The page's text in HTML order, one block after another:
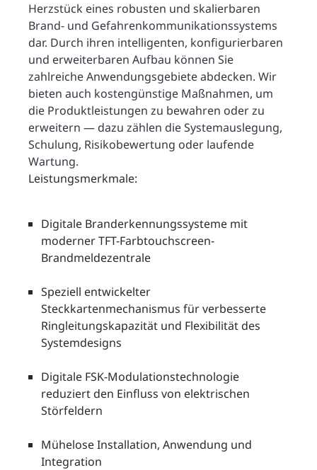
Herzstück eines robusten und skalierbaren
Brand- und Gefahrenkommunikationssystems
dar. Durch ihren intelligenten, konfigurierbaren
und erweiterbaren Aufbau können Sie
zahlreiche Anwendungsgebiete abdecken. Wir
bieten auch kostengünstige Maßnahmen, um
die Produktleistungen zu bewahren oder zu
erweitern — dazu zählen die Systemauslegung,
Schulung, Risikobewertung oder laufende
Wartung.
Leistungsmerkmale:
Digitale Branderkennungssysteme mit
moderner TFT-Farbtouchscreen-
Brandmeldezentrale
Speziell entwickelter
Steckkartenmechanismus für verbesserte
Ringleitungskapazität und Flexibilität des
Systemdesigns
Digitale FSK-Modulationstechnologie
reduziert den Einfluss von elektrischen
Störfeldern
Mühelose Installation, Anwendung und
Integration